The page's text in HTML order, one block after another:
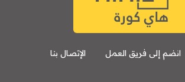
انضم إلى فريق العمل الإتصال بنا